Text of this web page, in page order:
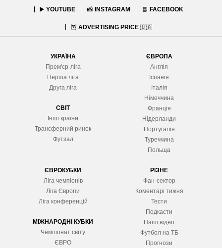
▶️ YOUTUBE 📸 INSTAGRAM 📘 FACEBOOK
🦉 ADVERTISING PRICE 🇺🇦
УКРАЇНА
Прем'єр-ліга
Перша ліга
Друга ліга
СВІТ
Інші країни
Трансферний ринок
Футзал
ЄВРОПА
Англія
Іспанія
Італія
Німеччина
Франція
Нідерланди
Португалія
Туреччина
Польща
ЄВРОКУБКИ
Ліга чемпіонів
Ліга Європи
Ліга конференцій
МІЖНАРОДНІ КУБКИ
Чемпіонат світу
ЄВРО
РІЗНЕ
Фан-сектор
Коментарі тижня
Тести
Подкасти
Наші відео
Футбол на ТБ
Прогнози